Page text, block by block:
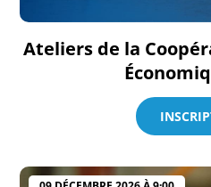
Ateliers de la